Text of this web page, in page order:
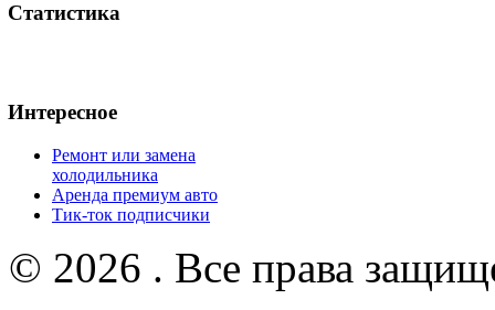
Статистика
Интересное
Ремонт или замена
холодильника
Аренда премиум авто
Тик-ток подписчики
© 2026 . Все права